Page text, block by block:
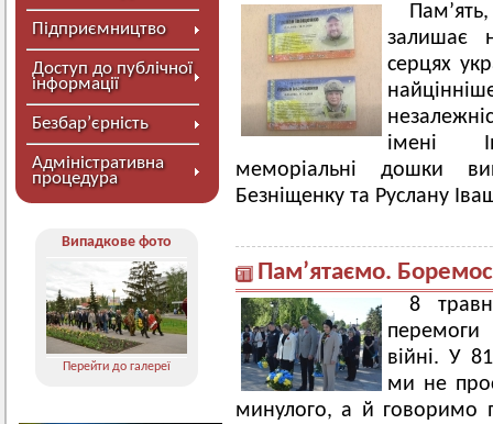
Підприємництво
Доступ до публічної
інформації
Безбар’єрність
Адміністративна
процедура
Випадкове фото
Перейти до галереї
залишає
серцях
імені
меморіальні дошки
Безніщенку та Руслану
Пам’ятаємо.
8
війні. У
ми не
минулого, а й говоримо